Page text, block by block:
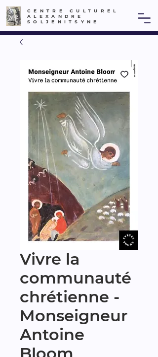
CENTRE CULTUREL
ALEXANDRE
SOLJENITSYNE
Vivre la
communauté
chrétienne -
Monseigneur
Antoine